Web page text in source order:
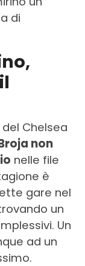
di
Chelsea
non
nelle file
è
gare nel
un
Un
ad un